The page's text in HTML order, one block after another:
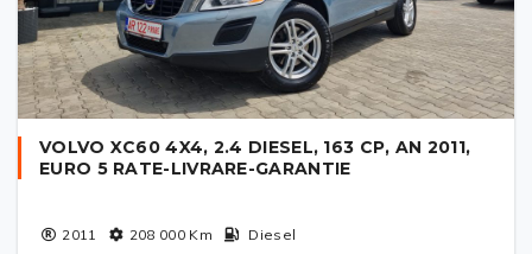
VOLVO XC60 4X4, 2.4 DIESEL, 163 CP, AN 2011,
EURO 5 RATE-LIVRARE-GARANTIE
2011 208 000Km Diesel